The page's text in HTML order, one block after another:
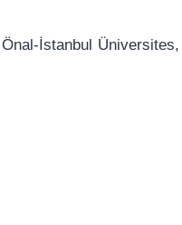
İstanbul